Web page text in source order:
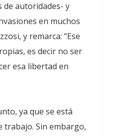
de autoridades- y
en muchos
y remarca: “Ese
es decir no ser
esa libertad en
ya que se está
trabajo. Sin embargo,